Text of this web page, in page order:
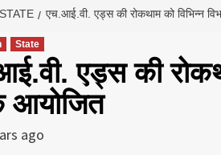
STATE एच.आई.वी. एड्स की रोकथाम को विभिन्न
State
एड्स की
आयोजित
ago